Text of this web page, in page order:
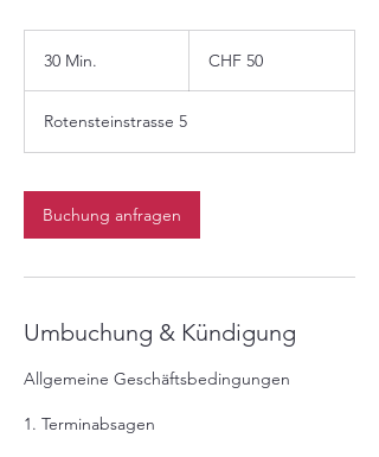
30 Min.
i
n
Franken
CHF 50
Rotensteinstrasse 5
Buchung anfragen
Umbuchung & Kündigung
Allgemeine Geschäftsbedingungen
1. Terminabsagen